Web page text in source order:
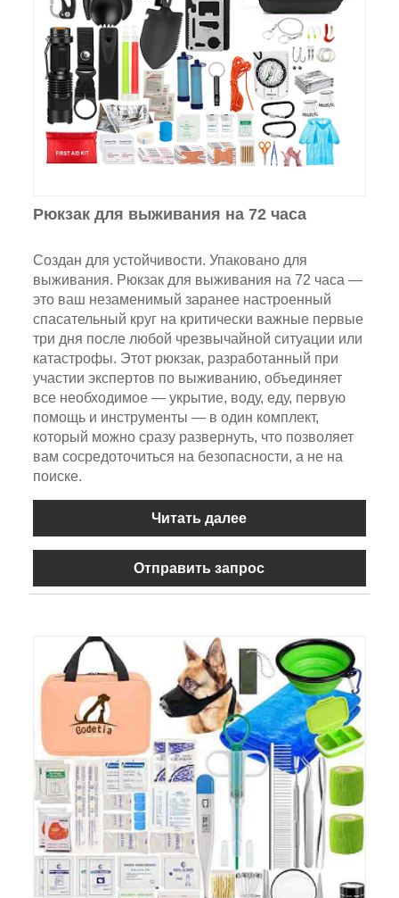
Рюкзак для выживания на 72 часа
Создан для устойчивости. Упаковано для
выживания. Рюкзак для выживания на 72 часа —
это ваш незаменимый заранее настроенный
спасательный круг на критически важные первые
три дня после любой чрезвычайной ситуации или
катастрофы. Этот рюкзак, разработанный при
участии экспертов по выживанию, объединяет
все необходимое — укрытие, воду, еду, первую
помощь и инструменты — в один комплект,
который можно сразу развернуть, что позволяет
вам сосредоточиться на безопасности, а не на
поиске.
Читать далее
Отправить запрос